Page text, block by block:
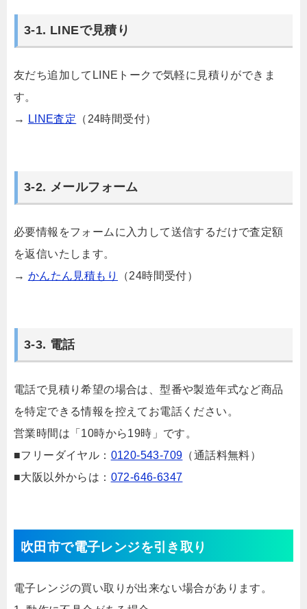
3-1. LINEで見積り
友だち追加してLINEトークで気軽に見積りができま
す。
→
LINE査定 （24時間受付）
3-2. メールフォーム
必要情報をフォームに入力して送信するだけで査定額
を返信いたします。
→ かんたん見積もり （24時間受付）
3-3. 電話
電話で見積り希望の場合は、型番や製造年式など商品
を特定できる情報を控えてお電話ください。
営業時間は「10時から19時」です。
■フリーダイヤル： 0120-543-709 （通話料無料）
■大阪以外からは： 072-646-6347
吹田市で電子レンジを引き取り
電子レンジの買い取りが出来ない場合があります。